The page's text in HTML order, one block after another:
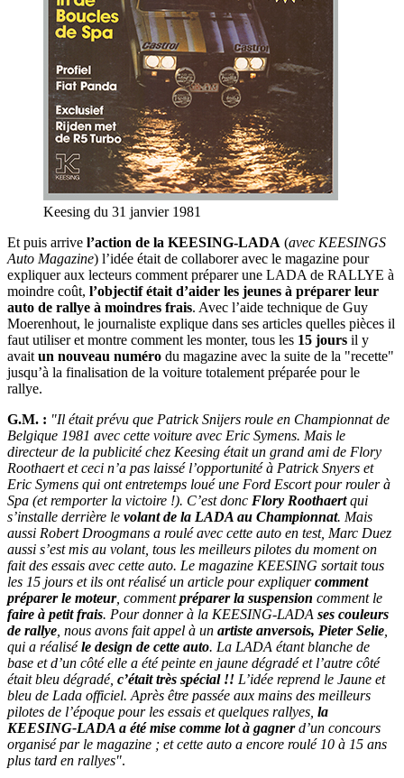
Keesing du 31 janvier 1981
Et puis arrive l’action de la KEESING-LADA (avec KEESINGS
Auto Magazine) l’idée était de collaborer avec le magazine pour
expliquer aux lecteurs comment préparer une LADA de RALLYE à
moindre coût, l’objectif était d’aider les jeunes à préparer leur
auto de rallye à moindres frais. Avec l’aide technique de Guy
Moerenhout, le journaliste explique dans ses articles quelles pièces il
faut utiliser et montre comment les monter, tous les 15 jours il y
avait un nouveau numéro du magazine avec la suite de la "recette"
jusqu’à la finalisation de la voiture totalement préparée pour le
rallye.
G.M. : "Il était prévu que Patrick Snijers roule en Championnat de
Belgique 1981 avec cette voiture avec Eric Symens. Mais le
directeur de la publicité chez Keesing était un grand ami de Flory
Roothaert et ceci n’a pas laissé l’opportunité à Patrick Snyers et
Eric Symens qui ont entretemps loué une Ford Escort pour rouler à
Spa (et remporter la victoire !). C’est donc Flory Roothaertqui
s’installe derrière le volant de la LADA au Championnat. Mais
aussi Robert Droogmans a roulé avec cette auto en test, Marc Duez
aussi s’est mis au volant, tous les meilleurs pilotes du moment on
fait des essais avec cette auto. Le magazine KEESING sortait tous
les 15 jours et ils ont réalisé un article pour expliquercomment
préparer le moteur, commentpréparer la suspension comment le
faire à petit frais. Pour donner à la KEESING-LADA ses couleurs
de rallye , nous avons fait appel à un artiste anversois, Pieter Selie
qui a réaliséle design de cette auto. La LADA étant blanche de
base et d’un côté elle a été peinte en jaune dégradé et l’autre côté
était bleu dégradé, c’était très spécial !! L’idée reprend le Jaune et
bleu de Lada officiel. Après être passée aux mains des meilleurs
pilotes de l’époque pour les essais et quelques rallyes, la
KEESING-LADA a été mise comme lot à gagnerd’un concours
organisé par le magazine ; et cette auto a encore roulé 10 à 15 ans
plus tard en rallyes".